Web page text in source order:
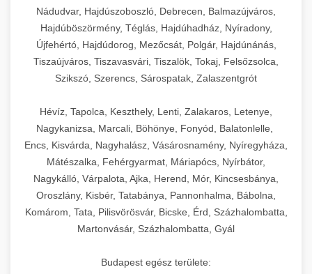
Nádudvar, Hajdúszoboszló, Debrecen, Balmazújváros,
Hajdúböszörmény, Téglás, Hajdúhadház, Nyíradony,
Újfehértó, Hajdúdorog, Mezőcsát, Polgár, Hajdúnánás,
Tiszaújváros, Tiszavasvári, Tiszalök, Tokaj, Felsőzsolca,
Szikszó, Szerencs, Sárospatak, Zalaszentgrót
Hévíz, Tapolca, Keszthely, Lenti, Zalakaros, Letenye,
Nagykanizsa, Marcali, Böhönye, Fonyód, Balatonlelle,
Encs, Kisvárda, Nagyhalász, Vásárosnamény, Nyíregyháza,
Mátészalka, Fehérgyarmat, Máriapócs, Nyírbátor,
Nagykálló, Várpalota, Ajka, Herend, Mór, Kincsesbánya,
Oroszlány, Kisbér, Tatabánya, Pannonhalma, Bábolna,
Komárom, Tata, Pilisvörösvár, Bicske, Érd, Százhalombatta,
Martonvásár, Százhalombatta, Gyál
Budapest egész területe: